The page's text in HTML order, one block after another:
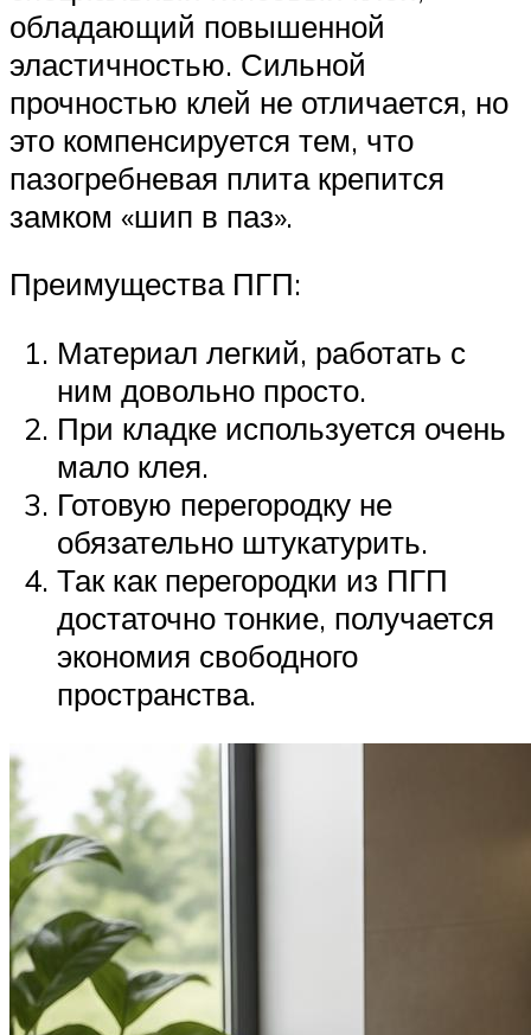
обладающий повышенной
эластичностью. Сильной
прочностью клей не отличается, но
это компенсируется тем, что
пазогребневая плита крепится
замком «шип в паз».
Преимущества ПГП:
Материал легкий, работать с
ним довольно просто.
При кладке используется очень
мало клея.
Готовую перегородку не
обязательно штукатурить.
Так как перегородки из ПГП
достаточно тонкие, получается
экономия свободного
пространства.